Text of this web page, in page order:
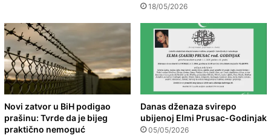
18/05/2026
Novi zatvor u BiH podigao
prašinu: Tvrde da je bijeg
praktično nemoguć
Danas dženaza svirepo
ubijenoj Elmi Prusac-Godinjak
05/05/2026